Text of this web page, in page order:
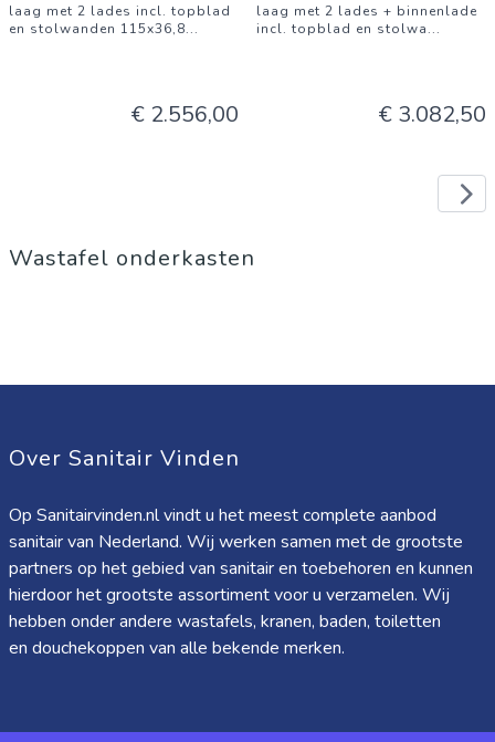
laag met 2 lades incl. topblad
en stolwanden 115x36,8...
€ 2.556,00
laag met 2 lades + binnenlade
incl. topblad en stolwa...
€ 3.082,50
Wastafel onderkasten
Over Sanitair Vinden
Op Sanitairvinden.nl vindt u het meest complete aanbod
sanitair van Nederland. Wij werken samen met de grootste
partners op het gebied van sanitair en toebehoren en kunnen
hierdoor het grootste assortiment voor u verzamelen. Wij
hebben onder andere wastafels, kranen, baden, toiletten
en douchekoppen van alle bekende merken.